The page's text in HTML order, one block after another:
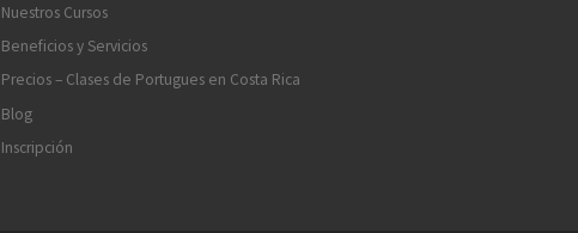
Nuestros Cursos
Beneficios y Servicios
Precios – Clases de Portugues en Costa Rica
Blog
Inscripción